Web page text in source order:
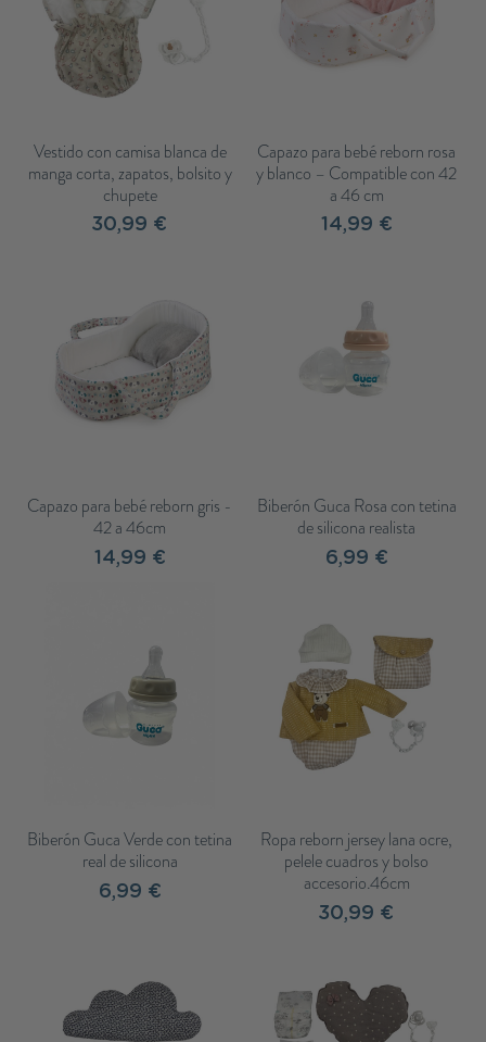
Vestido con camisa blanca de
manga corta, zapatos, bolsito y
chupete
30,99 €
Capazo para bebé reborn rosa
y blanco – Compatible con 42
a 46 cm
14,99 €
Capazo para bebé reborn gris -
42 a 46cm
14,99 €
Biberón Guca Rosa con tetina
de silicona realista
6,99 €
Biberón Guca Verde con tetina
real de silicona
6,99 €
Ropa reborn jersey lana ocre,
pelele cuadros y bolso
accesorio.46cm
30,99 €